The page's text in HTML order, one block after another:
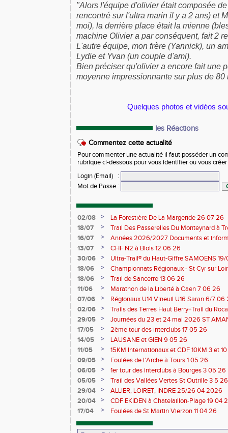
"Alors l'équipe d'olivier était composée
rencontré sur l'ultra marin il y a 2 ans) et
moi), la derrière place était la mienne
machine Olivier a par conséquent, fait 2
L'autre équipe, mon frère (Yannick), un
Lydie et Yvan (un couple d'ami).
Bien préciser qu'olivier a encore fait une
moyenne impressionnante sur plus de 80
Quelques photos et vidéos
les Réactions
Commentez cette actualité
Pour commenter une actualité il faut posséder un
rubrique ci-dessous pour vous identifier ou vous
Login (Email)
:
Mot de Passe :
02/08 >
La Forestière De La Margeride 26 07 26
18/07
>
Trail Des Passerelles Du Monteynard à
16/07
>
Années 2026/2027 Documents et
13/07
>
CHF N2 à Blois 12 06 26
30/06
>
Ultra-Trail® du Haut-Giffre SAMOENS
18/06
>
Championnats Régionaux - St Cyr sur
Saran 13/14 06 26
18/06 >
Trail de Sancerre 13 06 26
11/06
>
Marathon de la Liberté à Caen 7 06 26
07/06
>
Régionaux U14 Vineuil U16 Saran 6/7 06
02/06
>
Trails des Terres Haut Berry+Trail du
du Berry 30/31 05 2026
29/05 >
Journées du 23 et 24 mai 2026 ST
17/05
>
2ème tour des interclubs 17 05 26
14/05
>
LAUSANE et GIEN 9 05 26
11/05
>
15KM Internationaux et CDF 10KM 3 et
09/05
>
Foulées de l'Arche à Tours 1 05 26
06/05
>
1er tour des interclubs à Bourges 3 05 26
05/05
>
Trail des Vallées Vertes St Outrille 3 5 26
29/04
>
ALLIER, LOIRET, INDRE 25/26 04 2026
20/04
>
CDF EKIDEN à Chatelaillon-Plage 19 04
17/04
> Foulées de St Martin Vierzon 11 04 26